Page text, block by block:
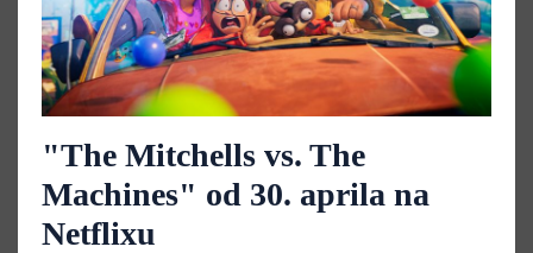
"The Mitchells vs. The
Machines" od 30. aprila na
Netflixu